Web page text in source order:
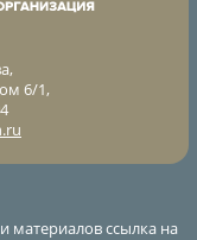
6/1,
материалов ссылка на